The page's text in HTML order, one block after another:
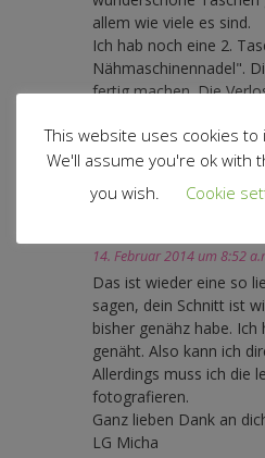
allem wie viele es sind.
Ich hab noch eine 2.
Nähmaschinennadel".
fertig machen. Die
Ganz liebe Grüße
Bastelhexe-Barbara
14. Februar 2014 um 8:52
Das ist wieder eine so
sagen, dein Schnitt ist
bisher genähz habe.
genäht. Also kann ich
Allerdings muss ich die
fotografieren.
Ganz lieben Dank an
LG Micha
This website uses cookies to
We'll assume you're ok with
you wish.
Cookie